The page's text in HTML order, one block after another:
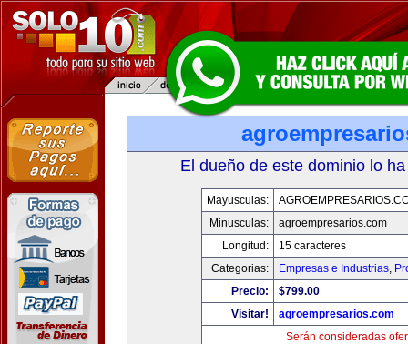
El dueño de este dominio lo
Mayusculas:
Minusculas:
agroempresarios.com
Longitud:
15 caracteres
Categorias:
Empresas e Industrias,
Precio:
$799.00
Visitar!
agroempresarios.com
Serán consideradas